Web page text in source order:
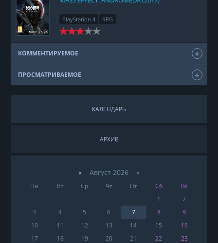
PlayStation 4 RPG
КОММЕНТИРУЕМОЕ
ПРОСМАТРИВАЕМОЕ
КАЛЕНДАРЬ
АРХИВ
«Август 2026 »
Пн Вт Ср Чт Пт Сб
Вс
1
2
3
4 5 6 7 8
9
10
11 12 13 14 15
16
17
18 19 20 21 22
23